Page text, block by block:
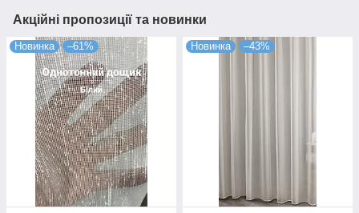
Акційні пропозиції та новинки
Новинка –61% Новинка –43%